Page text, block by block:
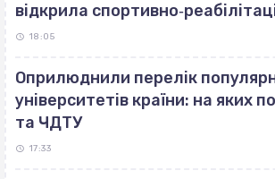
відкрила
18:05
Оприлюднили перелік
університетів країни: на яких
та ЧДТУ
17:33